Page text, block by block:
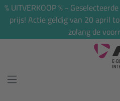
% UITVERKOOP % -
prijs! Actie geldig van 20 april
zolang de